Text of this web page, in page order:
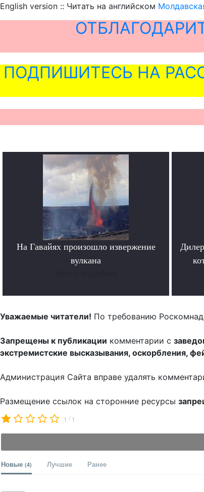
English version :: Читать на английском
ПОДПИШИТЕСЬ НА
На Гавайях произошло извержение
вулкана
Уважаемые читатели! По требованию
Запрещены к публикации комментарии с
экстремистские высказывания, оскорбления,
Администрация Сайта вправе удалять
Размещение ссылок на сторонние ресурсы
1 / 1
Новые (4) Лучшие Ранее